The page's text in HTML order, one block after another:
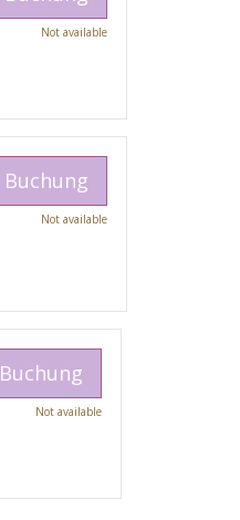
Not available
Buchung
Not available
Buchung
Not available